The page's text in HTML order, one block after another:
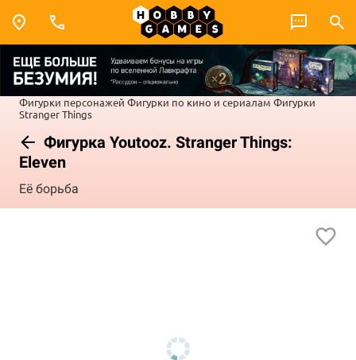
Фигурки персонажей Фигурки по кино и сериалам Фигурки
Stranger Things
Фигурка Youtooz. Stranger Things:
Eleven
Её борьба